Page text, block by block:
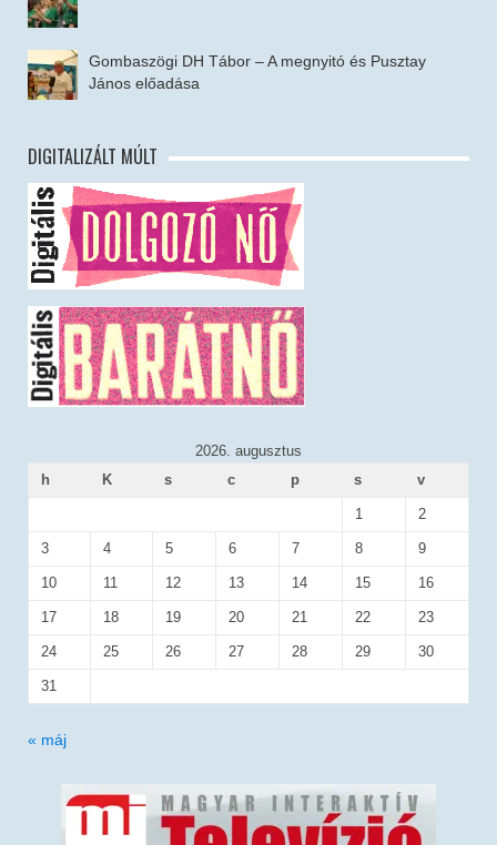
Gombaszögi DH Tábor – A megnyitó és Pusztay
János előadása
DIGITALIZÁLT MÚLT
2026. augusztus
h
K s c p s v
1 2
3 4 5 6 7 8 9
10 11 12 13 14 15 16
17 18 19 20 21 22 23
24 25 26 27 28 29 30
31
« máj